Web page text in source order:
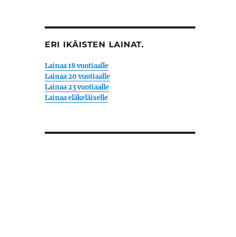
ERI IKÄISTEN LAINAT.
Lainaa 18 vuotiaalle
Lainaa 20 vuotiaalle
Lainaa 23 vuotiaalle
Lainaa eläkeläiselle